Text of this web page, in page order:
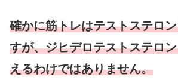
確かに筋トレはテストステロ
すが、ジヒデロテストステロ
えるわけではありません。